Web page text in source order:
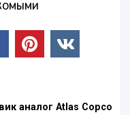
аналог Atlas Copco